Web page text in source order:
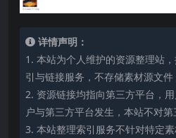
详情声明：
1. 本站为个人维护的资源整理站
引与链接服务，不存储素材源文件
2. 资源链接均指向第三方平台，
户与第三方平台发生，本站不对第
3. 本站整理索引服务不针对特定